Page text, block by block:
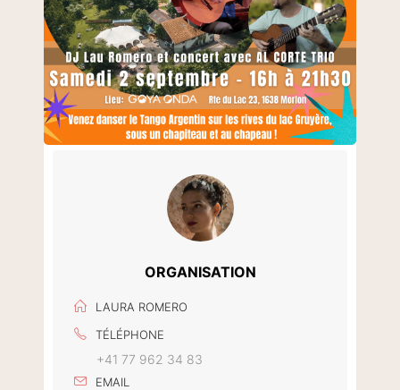
ORGANISATION
LAURA ROMERO
TÉLÉPHONE
+41 77 962 34 83
EMAIL